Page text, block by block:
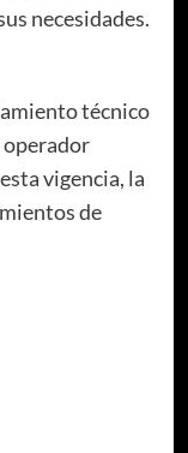
necesidades.
técnico
operador
vigencia, la
de